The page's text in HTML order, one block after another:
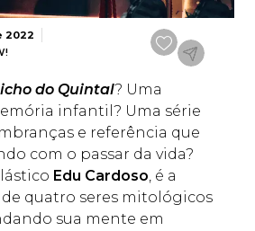
2022
do Quintal? Uma
infantil? Uma série
e referência que
com o passar da vida?
Edu Cardoso, é a
quatro seres mitológicos
sua mente em